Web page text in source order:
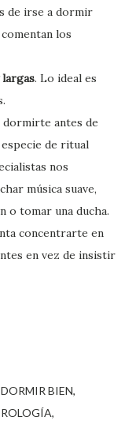
de irse a dormir
los
. Lo ideal es
dormirte antes de
de ritual
nos
música suave,
o tomar una ducha.
concentrarte en
en vez de insistir
DORMIR BIEN